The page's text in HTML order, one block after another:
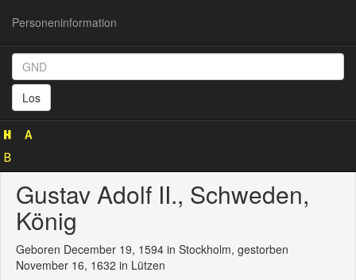
Personeninformation
Los
Personeninformation
118543733)
Gustav Adolf II., Schweden,
König
Geboren December 19, 1594 in Stockholm, gestorben
November 16, 1632 in Lützen